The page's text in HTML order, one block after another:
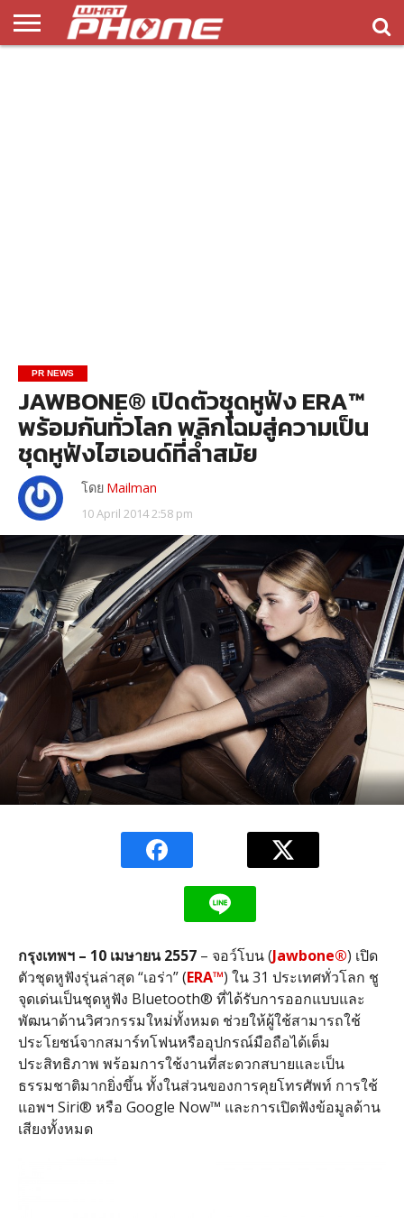
PR NEWS
JAWBONE® เปิดตัวชุดหูฟัง ERA™
พร้อมกันทั่วโลก พลิกโฉมสู่ความเป็น
ชุดหูฟังไฮเอนด์ที่ล้ำสมัย
โดย Mailman
10 April 2014 2:58 pm
กรุงเทพฯ – 10 เมษายน2557– จอว์โบน (Jawbone®) เปิด
ตัวชุดหูฟังรุ่นล่าสุด “เอร่า” (ERA™) ใน 31 ประเทศทั่วโลก ชู
จุดเด่นเป็นชุดหูฟัง Bluetooth® ที่ได้รับการออกแบบและ
พัฒนาด้านวิศวกรรมใหม่ทั้งหมด ช่วยให้ผู้ใช้สามารถใช้
ประโยชน์จากสมาร์ทโฟนหรืออุปกรณ์มือถือได้เต็ม
ประสิทธิภาพ พร้อมการใช้งานที่สะดวกสบายและเป็น
ธรรมชาติมากยิ่งขึ้น ทั้งในส่วนของการคุยโทรศัพท์ การใช้
แอพฯ Siri® หรือ Google Now™ และการเปิดฟังข้อมูลด้าน
เสียงทั้งหมด